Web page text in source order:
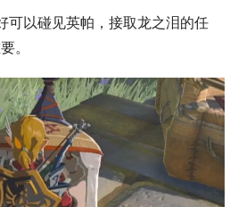
可以碰见英帕，接取龙之泪的任
。